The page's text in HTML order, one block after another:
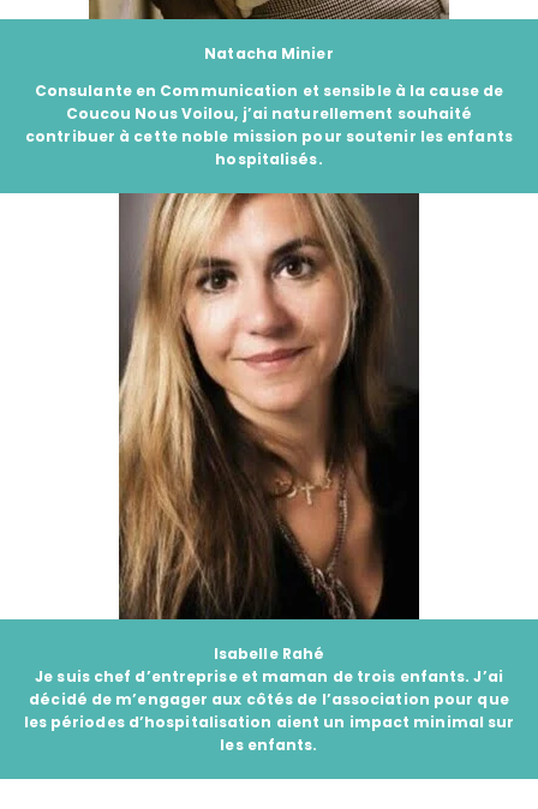
Natacha Minier
Consulante en Communication et sensible à la cause de
Coucou Nous Voilou, j’ai naturellement souhaité
contribuer à cette noble mission pour soutenir les enfants
hospitalisés.
Isabelle Rahé
Je suis chef d’entreprise et maman de trois enfants. J’ai
décidé de m’engager aux côtés de l’association pour que
les périodes d’hospitalisation aient un impact minimal sur
les enfants.